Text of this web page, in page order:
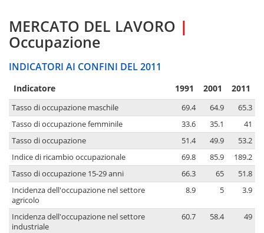
MERCATO DEL LAVORO |
Occupazione
INDICATORI AI CONFINI DEL 2011
Indicatore 1991 2001 2011
Tasso di occupazione maschile 69.4 64.9
65.3
Tasso di occupazione femminile
33.6 35.1
41
Tasso di occupazione
51.4 49.9
53.2
Indice di ricambio occupazionale
69.8 85.9
189.2
Tasso di occupazione 15-29 anni
66.3 65
51.8
Incidenza dell'occupazione nel settore
agricolo
8.9 5 3.9
Incidenza dell'occupazione nel settore
industriale
60.7 58.4 49